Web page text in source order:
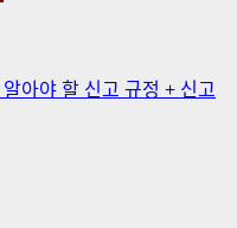
아야 할 신고 규정 + 신고